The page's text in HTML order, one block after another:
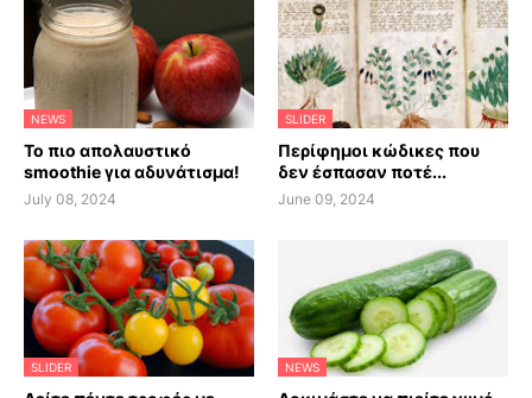
NEWS
Το πιο απολαυστικό
smoothie για αδυνάτισμα!
July 08, 2024
SLIDER
Περίφημοι κώδικες που
δεν έσπασαν ποτέ...
June 09, 2024
SLIDER NEWS